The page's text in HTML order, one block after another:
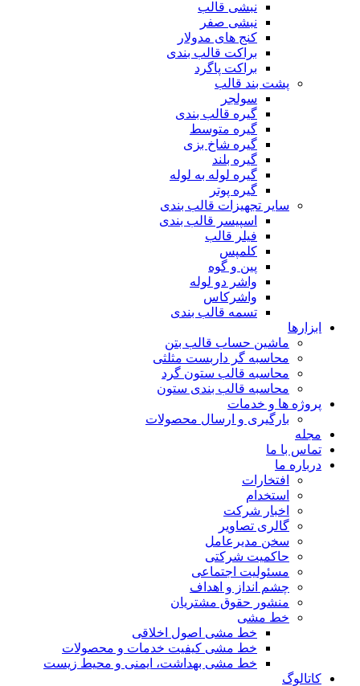
نبشی قالب
نبشی صفر
کنج های مدولار
براکت قالب بندی
براکت پاگرد
پشت بند قالب
سولجر
گیره قالب بندی
گیره متوسط
گیره شاخ بزی
گیره بلند
گیره لوله به لوله
گیره پوتر
سایر تجهیزات قالب بندی
اسپیسر قالب بندی
فیلر قالب
کلمپس
پین و گوه
واشر دو لوله
واشرکاس
تسمه قالب بندی
ابزارها
ماشین حساب قالب بتن
محاسبه گر داربست مثلثی
محاسبه قالب ستون گرد
محاسبه قالب بندی ستون
پروژه ها و خدمات
بارگیری و ارسال محصولات
مجله
تماس با ما
درباره ما
افتخارات
استخدام
اخبار شرکت
گالری تصاویر
سخن مدیرعامل
حاکمیت شرکتی
مسئولیت اجتماعی
چشم انداز و اهداف
منشور حقوق مشتریان
خط مشی
خط مشی اصول اخلاقی
خط مشی کیفیت خدمات و محصولات
خط مشی بهداشت، ایمنی و محیط زیست
کاتالوگ